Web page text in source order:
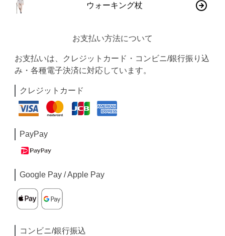
ウォーキング杖
お支払い方法について
お支払いは、クレジットカード・コンビニ/銀行振り込
み・各種電子決済に対応しています。
クレジットカード
PayPay
Google Pay / Apple Pay
コンビニ/銀行振込